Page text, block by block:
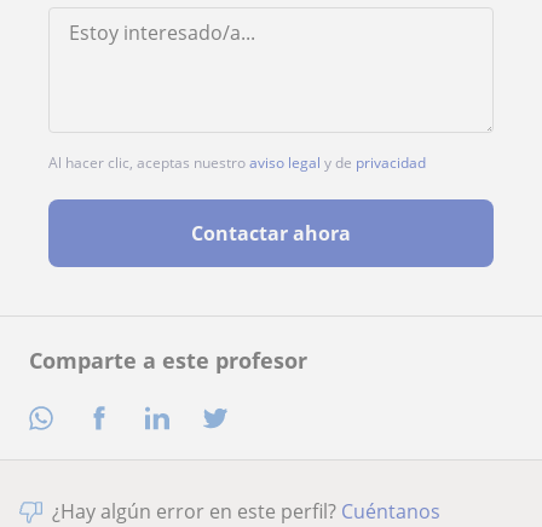
Comparte a este profesor
Al hacer clic, aceptas nuestroaviso legal y de privacidad
Contactar ahora
¿Hay algún error en este perfil? Cuéntanos